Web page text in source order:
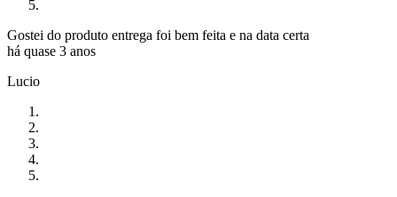
Gostei do produto entrega foi bem feita e na data certa
há quase 3 anos
Lucio